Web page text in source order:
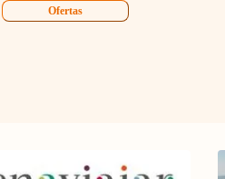
Ofertas